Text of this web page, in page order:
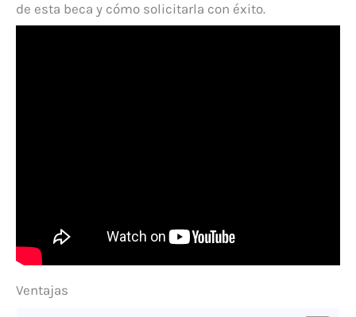
de esta beca y cómo solicitarla con éxito.
Ventajas